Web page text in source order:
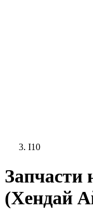
I10
Запчасти
(Хендай